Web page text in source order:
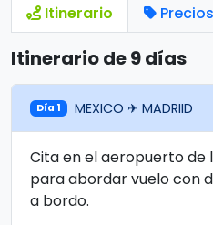
Itinerario Precios
Itinerario de 9 días
Día 1 MEXICO ✈ MADRIID
Cita en el aeropuerto de
para abordar vuelo con
a bordo.